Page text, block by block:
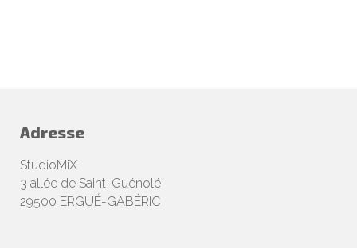
Adresse
StudioMiX
3 allée de Saint-Guénolé
29500 ERGUÉ-GABÉRIC